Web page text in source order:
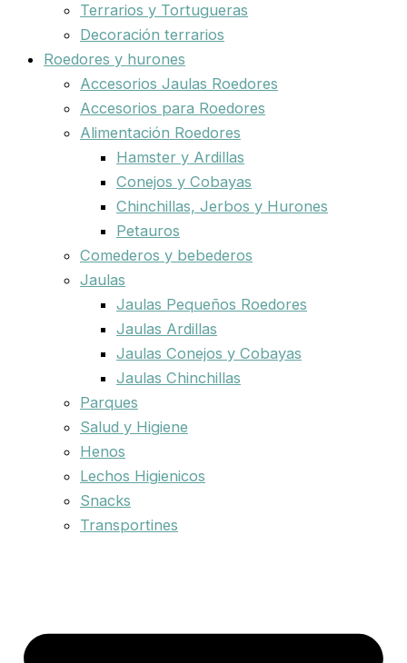
Terrarios y Tortugueras
Decoración terrarios
Roedores y hurones
Accesorios Jaulas Roedores
Accesorios para Roedores
Alimentación Roedores
Hamster y Ardillas
Conejos y Cobayas
Chinchillas, Jerbos y Hurones
Petauros
Comederos y bebederos
Jaulas
Jaulas Pequeños Roedores
Jaulas Ardillas
Jaulas Conejos y Cobayas
Jaulas Chinchillas
Parques
Salud y Higiene
Henos
Lechos Higienicos
Snacks
Transportines